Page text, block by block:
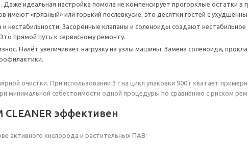
Даже идеальная настройка помола не компенсирует прогорклые остатки в
имеют «грязный» или горький послевкусие, это десятки гостей с
и нестабильности. Засорённые клапаны и соленоиды создают
прямой путь к сервисному ремонту.
Налёт увеличивает нагрузку на узлы машины. Замена соленоида,
очистки. При использовании 3 г на цикл упаковки 900 г хватает
минимальной себестоимости одной процедуры по сравнению с риском
CLEANER эффективен
активного кислорода и растительных ПАВ: